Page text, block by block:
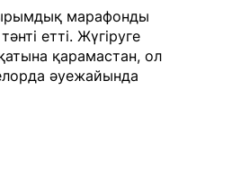
марафонды
етті. Жүгіруге
қарамастан, ол
әуежайында